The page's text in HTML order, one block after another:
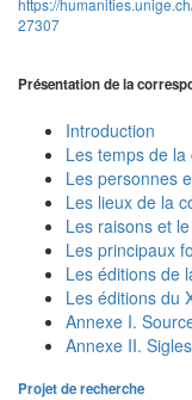
27307
Présentation de la
Introduction
Les temps de
Les personnes
Les lieux de la
Les raisons et
Les principaux
Les éditions de
Les éditions du
Annexe I.
Annexe II.
Projet de recherche